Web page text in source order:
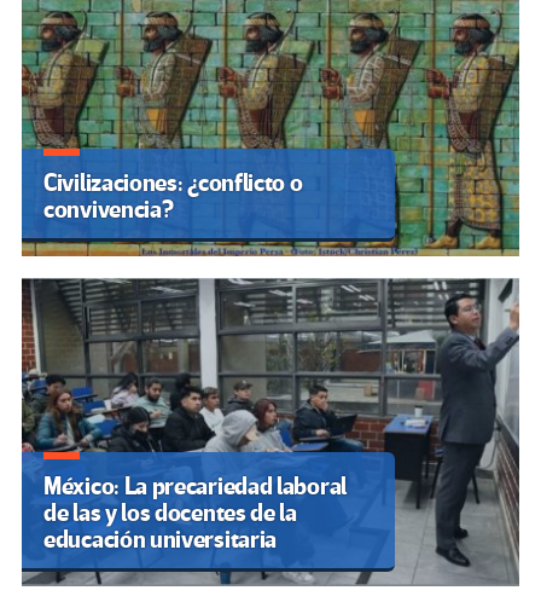
Civilizaciones: ¿conflicto o
convivencia?
México: La precariedad laboral
de las y los docentes de la
educación universitaria